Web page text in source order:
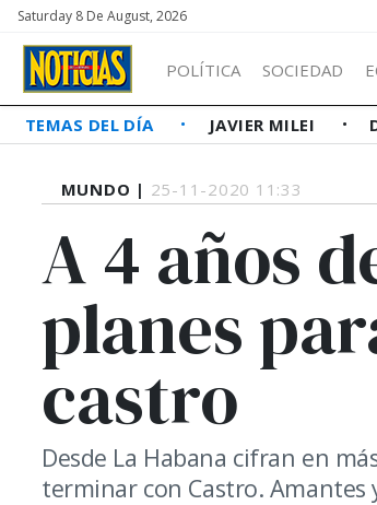
Saturday 8 De August, 2026
POLÍTICA SOCIEDAD
TEMAS DEL DÍA JAVIER MILEI
MUNDO | 25-11-2020 11:33
A 4 años
planes
castro
Desde La Habana cifran en
terminar con Castro. Amantes